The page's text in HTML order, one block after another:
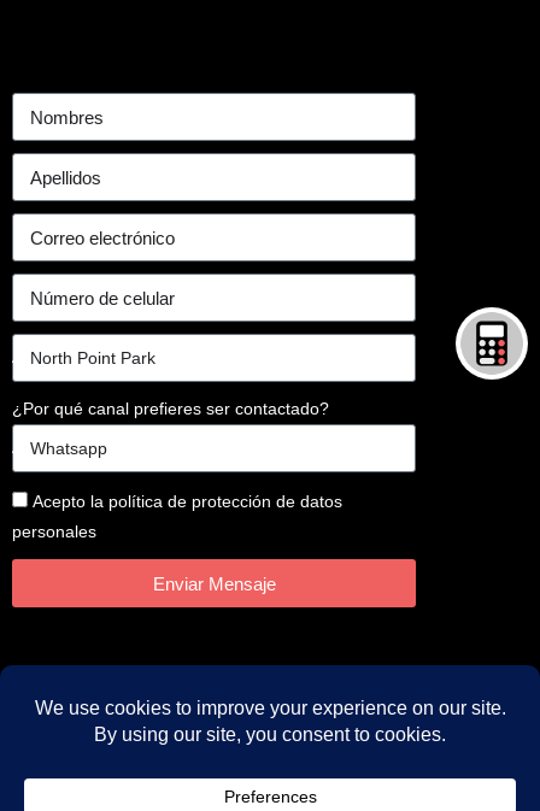
¿Por qué canal prefieres ser contactado?
Acepto la política de protección de datos
personales
Enviar Mensaje